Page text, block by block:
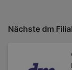
Nächste dm